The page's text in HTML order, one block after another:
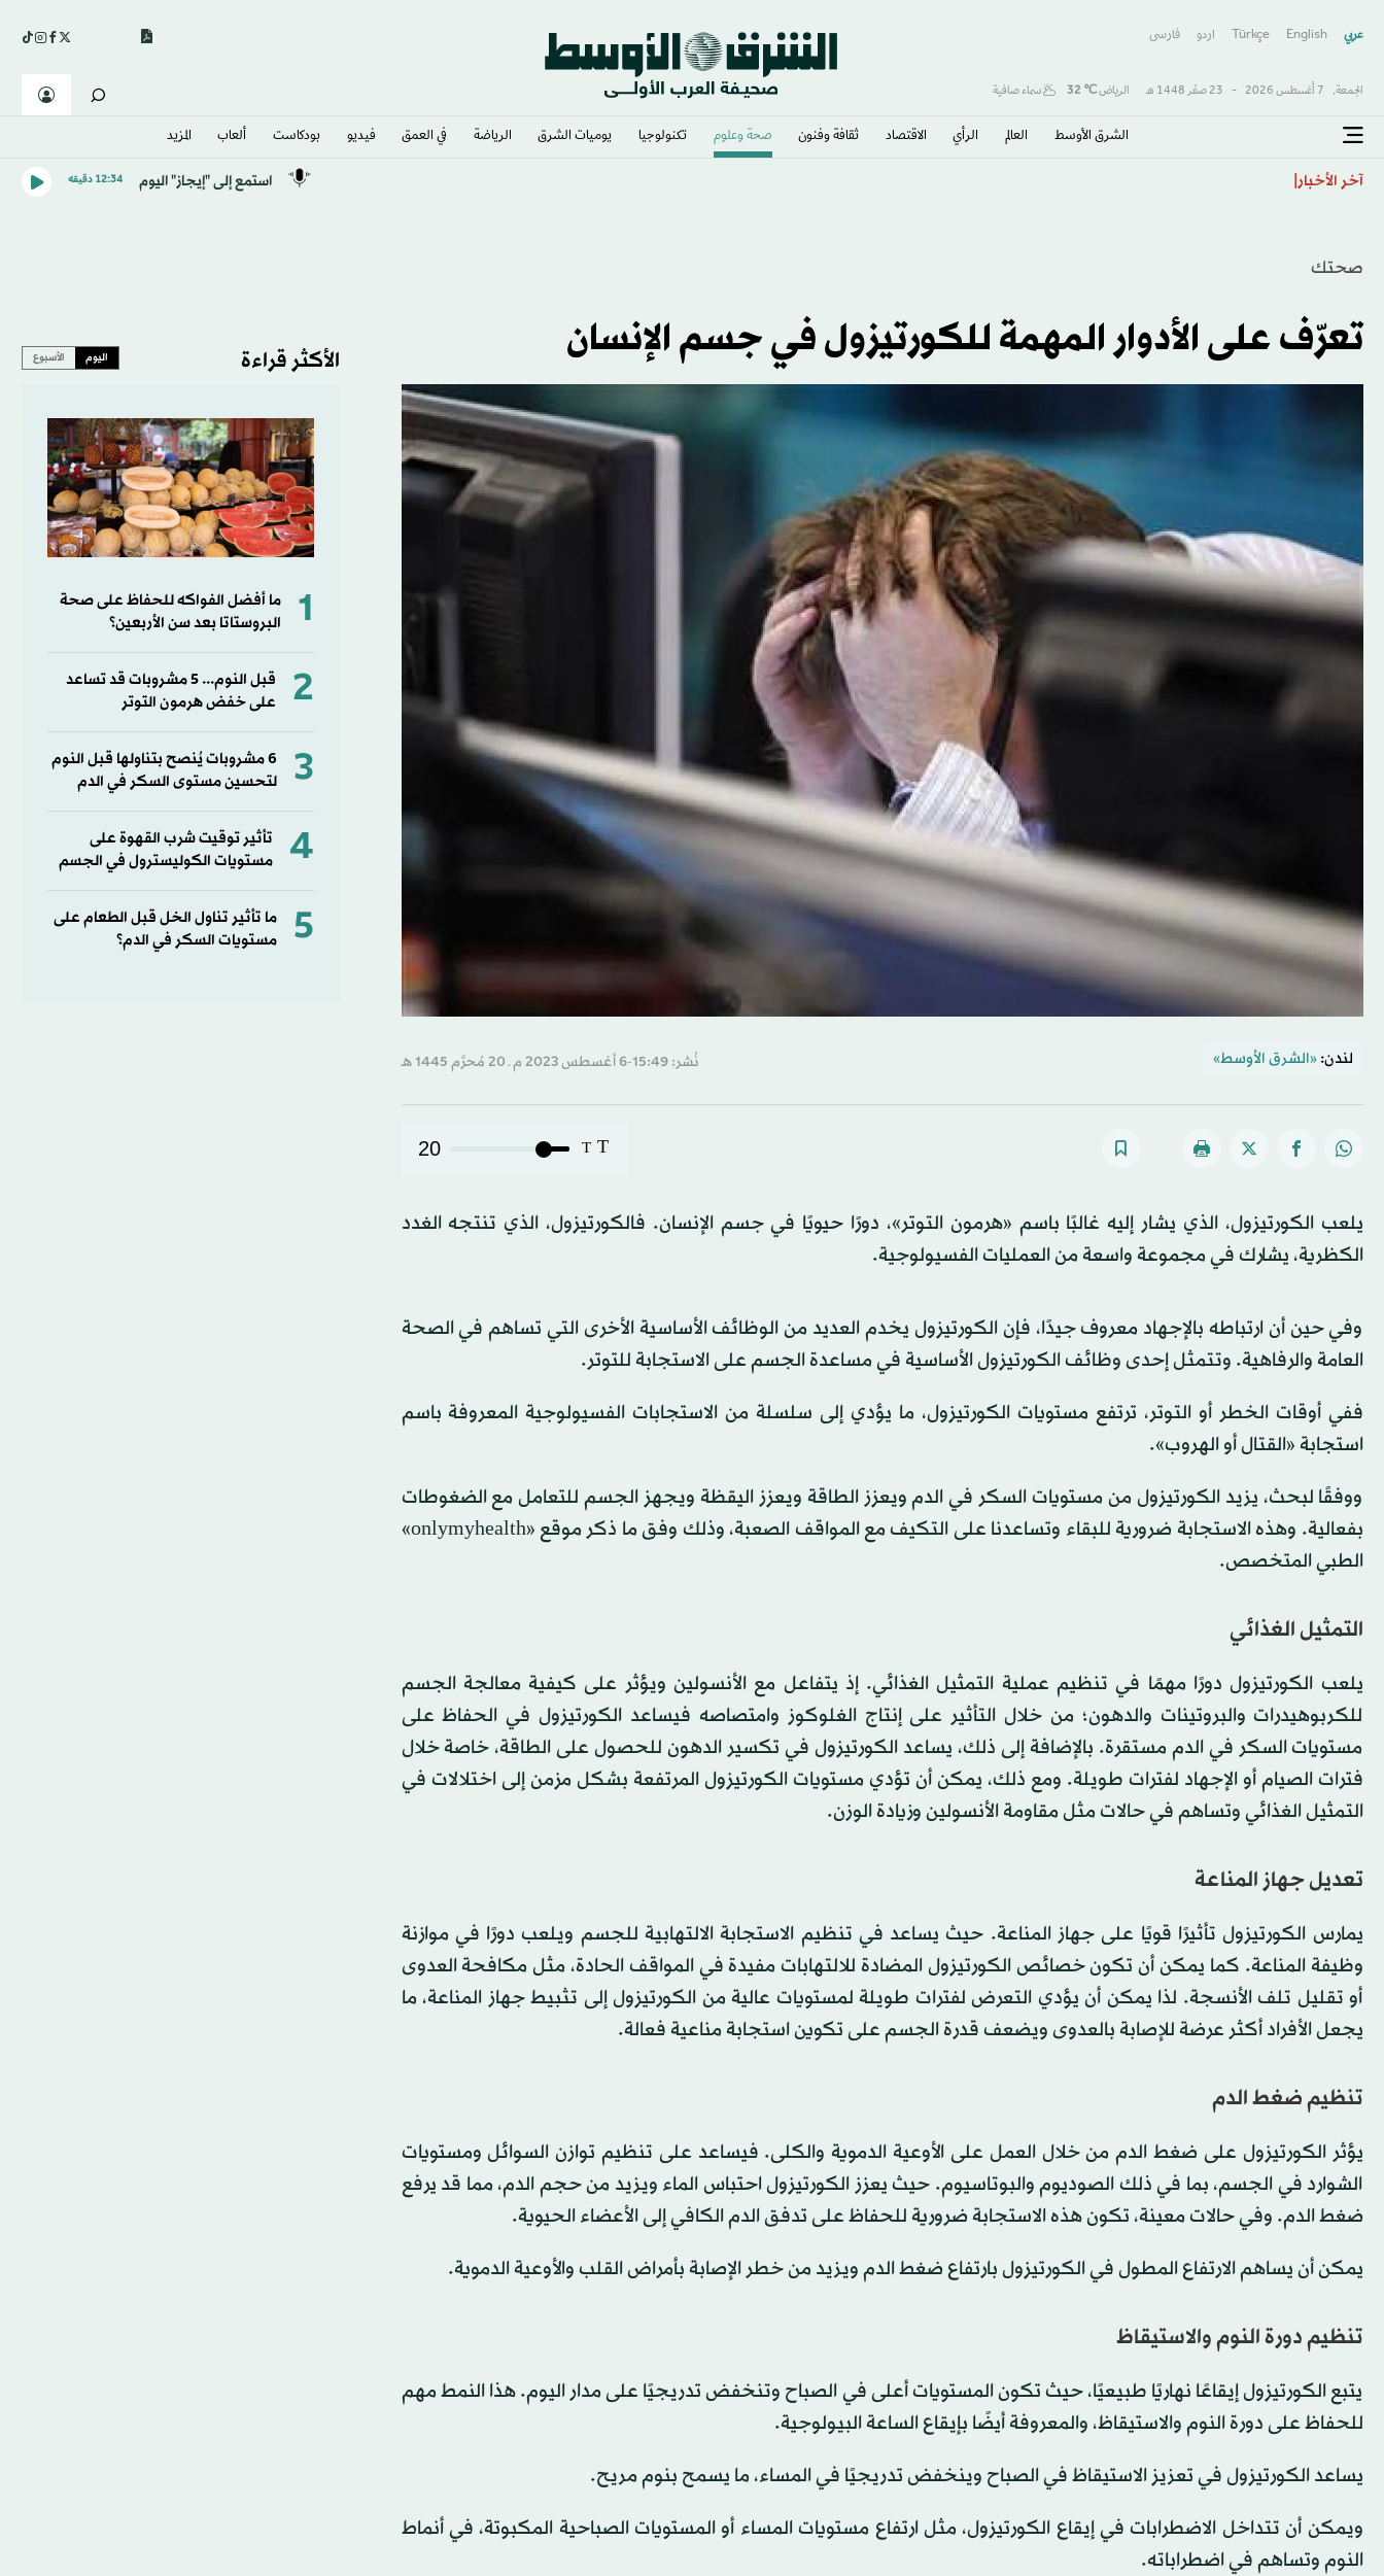
عربي English
Türkçe اردو فارسى
الجمعة, 7 أغسطس 2026 - 23 صفَر 1448 هـ الرياض℃
32 سماء صافية
الشرق الأوسط​ العالم الرأي الاقتصاد ثقافة وفنون صحة وعلوم تكنولوجيا يوميات الشرق​ الرياضة في العمق فيديو بودكاست ألعاب المزيد
آخر الأخبار استمع إلى "إيجاز" اليوم 12:34 دقيقه
صحتك
تعرّف على الأدوار المهمة للكورتيزول في جسم الإنسان
لندن: «الشرق الأوسط» نُشر: 15:49-6 أغسطس 2023 م ـ 20 مُحرَّم 1445 هـ
T
T
20
يلعب الكورتيزول، الذي يشار إليه غالبًا باسم «هرمون التوتر»، دورًا حيويًا في جسم الإنسان. فالكورتيزول، الذي تنتجه الغدد
الكظرية، يشارك في مجموعة واسعة من العمليات الفسيولوجية.
وفي حين أن ارتباطه بالإجهاد معروف جيدًا، فإن الكورتيزول يخدم العديد من الوظائف الأساسية الأخرى التي تساهم في الصحة
العامة والرفاهية. وتتمثل إحدى وظائف الكورتيزول الأساسية في مساعدة الجسم على الاستجابة للتوتر.
ففي أوقات الخطر أو التوتر، ترتفع مستويات الكورتيزول، ما يؤدي إلى سلسلة من الاستجابات الفسيولوجية المعروفة باسم
استجابة «القتال أو الهروب».
ووفقًا لبحث، يزيد الكورتيزول من مستويات السكر في الدم ويعزز الطاقة ويعزز اليقظة ويجهز الجسم للتعامل مع الضغوطات
بفعالية. وهذه الاستجابة ضرورية للبقاء وتساعدنا على التكيف مع المواقف الصعبة، وذلك وفق ما ذكر موقع «onlymyhealth»
الطبي المتخصص.
التمثيل الغذائي
يلعب الكورتيزول دورًا مهمًا في تنظيم عملية التمثيل الغذائي. إذ يتفاعل مع الأنسولين ويؤثر على كيفية معالجة الجسم
للكربوهيدرات والبروتينات والدهون؛ من خلال التأثير على إنتاج الغلوكوز وامتصاصه فيساعد الكورتيزول في الحفاظ على
مستويات السكر في الدم مستقرة. بالإضافة إلى ذلك، يساعد الكورتيزول في تكسير الدهون للحصول على الطاقة، خاصة خلال
فترات الصيام أو الإجهاد لفترات طويلة. ومع ذلك، يمكن أن تؤدي مستويات الكورتيزول المرتفعة بشكل مزمن إلى اختلالات في
التمثيل الغذائي وتساهم في حالات مثل مقاومة الأنسولين وزيادة الوزن.
تعديل جهاز المناعة
يمارس الكورتيزول تأثيرًا قويًا على جهاز المناعة. حيث يساعد في تنظيم الاستجابة الالتهابية للجسم ويلعب دورًا في موازنة
وظيفة المناعة. كما يمكن أن تكون خصائص الكورتيزول المضادة للالتهابات مفيدة في المواقف الحادة، مثل مكافحة العدوى
أو تقليل تلف الأنسجة. لذا يمكن أن يؤدي التعرض لفترات طويلة لمستويات عالية من الكورتيزول إلى تثبيط جهاز المناعة، ما
يجعل الأفراد أكثر عرضة للإصابة بالعدوى ويضعف قدرة الجسم على تكوين استجابة مناعية فعالة.
تنظيم ضغط الدم
يؤثر الكورتيزول على ضغط الدم من خلال العمل على الأوعية الدموية والكلى. فيساعد على تنظيم توازن السوائل ومستويات
الشوارد في الجسم، بما في ذلك الصوديوم والبوتاسيوم. حيث يعزز الكورتيزول احتباس الماء ويزيد من حجم الدم، مما قد يرفع
ضغط الدم. وفي حالات معينة، تكون هذه الاستجابة ضرورية للحفاظ على تدفق الدم الكافي إلى الأعضاء الحيوية.
يمكن أن يساهم الارتفاع المطول في الكورتيزول بارتفاع ضغط الدم ويزيد من خطر الإصابة بأمراض القلب والأوعية الدموية.
تنظيم دورة النوم والاستيقاظ
يتبع الكورتيزول إيقاعًا نهاريًا طبيعيًا، حيث تكون المستويات أعلى في الصباح وتنخفض تدريجيًا على مدار اليوم. هذا النمط مهم
للحفاظ على دورة النوم والاستيقاظ، والمعروفة أيضًا بإيقاع الساعة البيولوجية.
يساعد الكورتيزول في تعزيز الاستيقاظ في الصباح وينخفض تدريجيًا في المساء، ما يسمح بنوم مريح.
ويمكن أن تتداخل الاضطرابات في إيقاع الكورتيزول، مثل ارتفاع مستويات المساء أو المستويات الصباحية المكبوتة، في أنماط
النوم وتساهم في اضطراباته.
الأكثر قراءة اليوم الأسبوع
1
ما أفضل الفواكه للحفاظ على صحة
البروستاتا بعد سن الأربعين؟
2
قبل النوم... 5 مشروبات قد تساعد
على خفض هرمون التوتر
3
6 مشروبات يُنصح بتناولها قبل النوم
لتحسين مستوى السكر في الدم
4
تأثير توقيت شرب القهوة على
مستويات الكوليسترول في الجسم
5
ما تأثير تناول الخل قبل الطعام على
مستويات السكر في الدم؟